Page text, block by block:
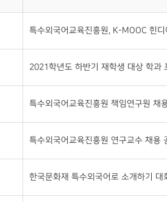
특수외국어교육진흥원, K-MOOC 힌
2021학년도 하반기 재학생 대상 학과
특수외국어교육진흥원 책임연구원 채
특수외국어교육진흥원 연구교수 채용
한국문화재 특수외국어로 소개하기 대